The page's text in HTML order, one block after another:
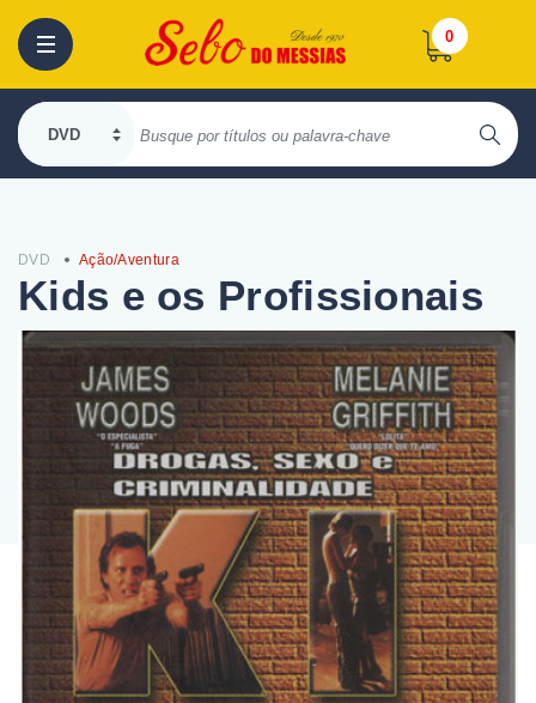
0
DVD Ação/Aventura
Kids e os Profissionais